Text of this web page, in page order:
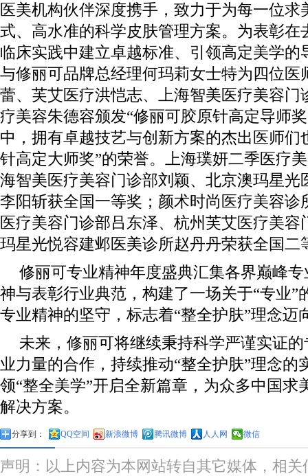
医美机构伙伴深度携手，致力于为每一位求
式、高水准的科学皮肤管理方案。为表彰在
临床实践中建立卓越标准、引领高定美学的
与修丽可品牌总经理何玛莉女士特为四位
蕾、芙艾医疗洪恺志、上海智美医疗美容门
疗美容朱德容颁发“修丽可胶原针高定导师
中，拥有卓越技艺与创新方案的杰出医师们
针高定大师奖”的荣誉。上海璞妍二季医疗
海智美医疗美容门诊部刘颖、北京澳玛星光
李阳斩获全国一等奖；颜术时尚医疗美容诊
医疗美容门诊部吕东泽、杭州芙艾医疗美容
玛星光悦容建邺医美诊所赵丹丹荣获全国二
修丽可专业精神年度盛典汇集各界巅峰
神与表彰行业典范，构建了一场关于“专业”
专业精神的坚守，标志着“整全护肤”理念迈
未来，修丽可将继续秉持科学严谨实证
业力量的合作，持续推动“整全护肤”理念的
领“整全美学”开启全新篇章，为众多中国求
解决方案。
分享到： QQ空间 新浪微博 腾讯微博 人人网 微信
声明：以上内容为本网站转自其它媒体，相